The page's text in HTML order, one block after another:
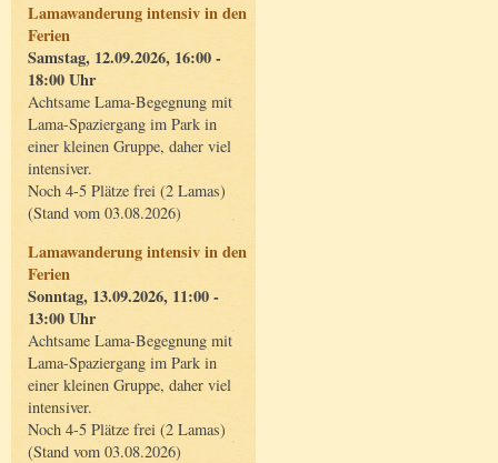
Lamawanderung intensiv in den
Ferien
Samstag, 12.09.2026, 16:00 -
18:00 Uhr
Achtsame Lama-Begegnung mit
Lama-Spaziergang im Park in
einer kleinen Gruppe, daher viel
intensiver.
Noch 4-5 Plätze frei (2 Lamas)
(Stand vom 03.08.2026)
Lamawanderung intensiv in den
Ferien
Sonntag, 13.09.2026, 11:00 -
13:00 Uhr
Achtsame Lama-Begegnung mit
Lama-Spaziergang im Park in
einer kleinen Gruppe, daher viel
intensiver.
Noch 4-5 Plätze frei (2 Lamas)
(Stand vom 03.08.2026)